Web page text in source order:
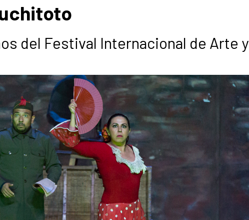
del Festival Internacional de Arte y